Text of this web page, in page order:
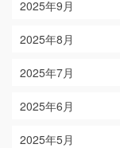
2025年9月
2025年8月
2025年7月
2025年6月
2025年5月